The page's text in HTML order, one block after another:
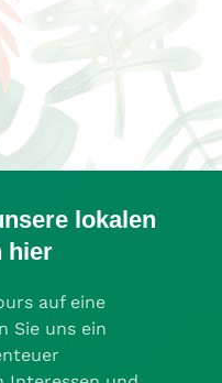
lokalen
hier
auf eine
Sie uns ein